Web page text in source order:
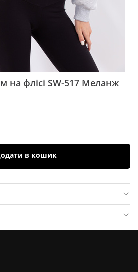
на флісі SW-517 Меланж
в кошик